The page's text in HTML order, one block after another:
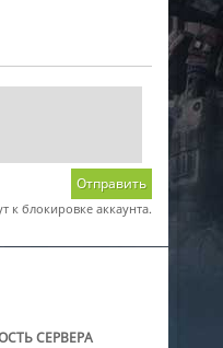
Отправить
к блокировке аккаунта.
СЕРВЕРА